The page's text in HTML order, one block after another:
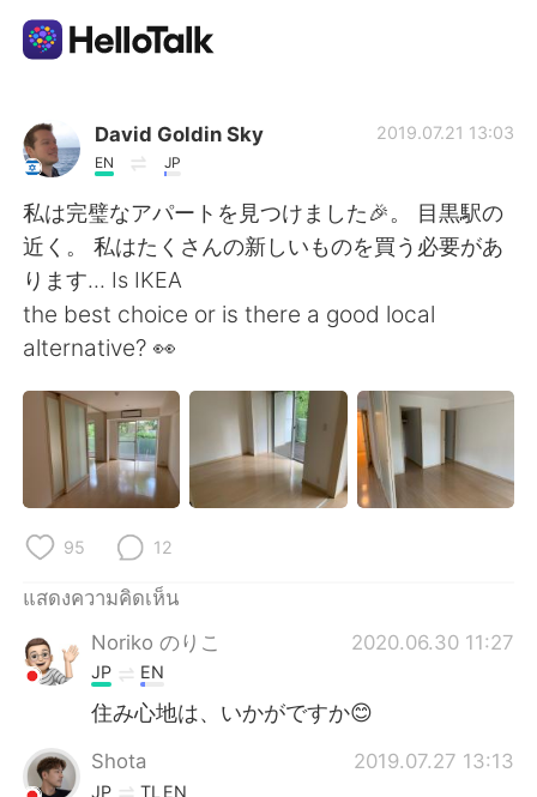
AI Grammar Checker
ไทย
English
繁體中文 Español
العربية Français
Deutsch
한국어
Indonesia
Türkçe Tiếng Việt
Português
David Goldin Sky
EN JP
2019.07.21 13:03
私は完璧なアパートを見つけました🎉。 目黒駅の
近く。 私はたくさんの新しいものを買う必要があ
ります... Is IKEA
the best choice or is there a good local
alternative? 👀
95 12
แสดงความคิดเห็น
Noriko のりこ
2020.06.30 11:27
JP EN
住み心地は、いかがですか😊
Shota 2019.07.27 13:13
JP TL EN